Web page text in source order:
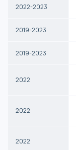
2022-2023
2019-2023
2019-2023
2022
2022
2022